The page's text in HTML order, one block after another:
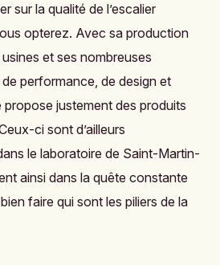
sur la qualité de l’escalier
opterez. Avec sa production
et ses nombreuses
performance, de design et
propose justement des produits
ci sont d’ailleurs
le laboratoire de Saint-Martin-
ainsi dans la quête constante
faire qui sont les piliers de la